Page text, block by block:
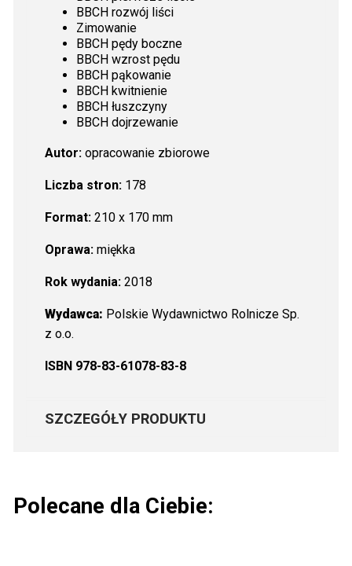
BBCH rozwój liści
Zimowanie
BBCH pędy boczne
BBCH wzrost pędu
BBCH pąkowanie
BBCH kwitnienie
BBCH łuszczyny
BBCH dojrzewanie
Autor: opracowanie zbiorowe
Liczba stron:178
Format:210 x 170 mm
Oprawa:miękka
Rok wydania:2018
Wydawca: Polskie Wydawnictwo Rolnicze Sp.
z o.o.
ISBN 978-83-61078-83-8
SZCZEGÓŁY PRODUKTU
Polecane dla Ciebie: